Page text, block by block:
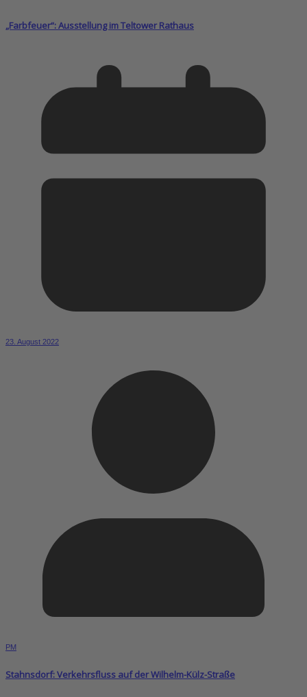
„Farbfeuer“: Ausstellung im Teltower Rathaus
23. August 2022
PM
Stahnsdorf: Verkehrsfluss auf der Wilhelm-Külz-Straße